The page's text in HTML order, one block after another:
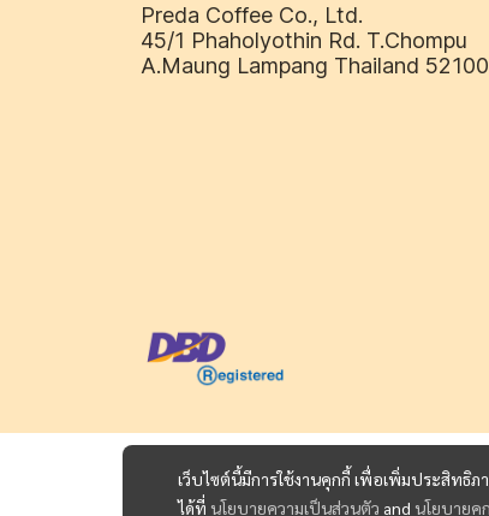
เว็บไซต์นี้มีการใช้งานคุกกี้ เพื่อเพิ่มประสิทธิ
ได้ที่ นโยบายความเป็นส่วนตัว and นโยบายคุ
Preda Coffee Co., Ltd.
45/1 Phaholyothin Rd. T.Chompu
A.Maung Lampang Thailand 52100